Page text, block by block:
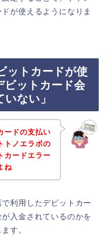
が使えるようになりま
ットカードが使
ビットカード会
ない」
ードの支払い
トノエラボの
カードエラー
ね
利用したデビットカー
入金されているのかを
す。